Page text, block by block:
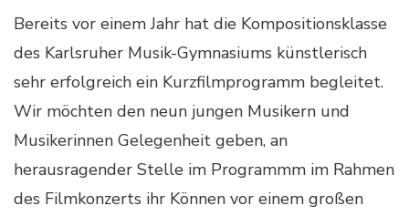
Bereits vor einem Jahr hat die Kompositionsklasse
des Karlsruher Musik-Gymnasiums künstlerisch
sehr erfolgreich ein Kurzfilmprogramm begleitet.
Wir möchten den neun jungen Musikern und
Musikerinnen Gelegenheit geben, an
herausragender Stelle im Programmm im Rahmen
des Filmkonzerts ihr Können vor einem großen